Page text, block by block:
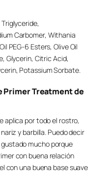
Carbomer, Withania
PEG-6 Esters, Olive Oil
Glycerin, Citric Acid,
Potassium Sorbate.
Primer Treatment de
aplica por todo el rostro,
y barbilla. Puedo decir
mucho porque
con buena relación
con una buena base suave